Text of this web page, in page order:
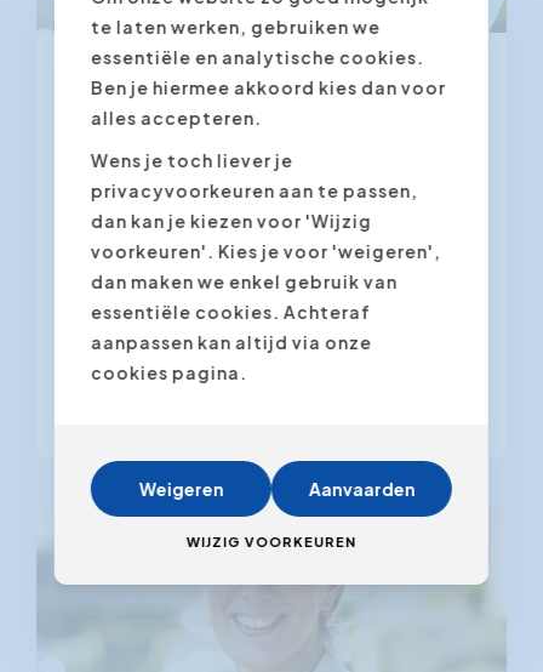
8 januari 2024
Feedback als basis voor
effectieve communicatie
Zonder feedback geen verbetering.
Toch? Mooi in theorie, maar in de
praktijk blijft het wel torenhoge
uitdaging. Denk maar aan verkeerde
interpretaties, schuldgevoelens,
Train de Trainer
te laten werken, gebruiken we
essentiële en analytische cookies.
Ben je hiermee akkoord kies dan voor
alles accepteren.
Wens je toch liever je
privacyvoorkeuren aan te passen,
dan kan je kiezen voor 'Wijzig
voorkeuren'. Kies je voor 'weigeren',
dan maken we enkel gebruik van
essentiële cookies. Achteraf
aanpassen kan altijd via onze
cookies pagina.
Weigeren Aanvaarden
WIJZIG VOORKEUREN